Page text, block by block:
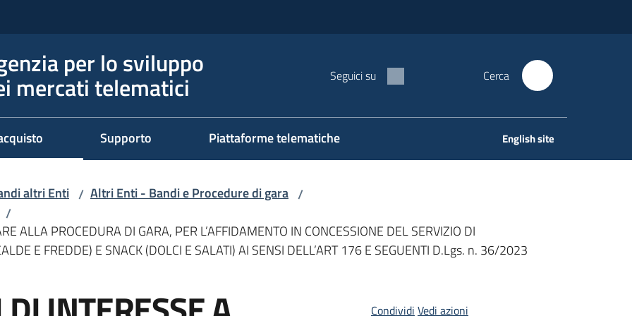
per lo sviluppo
mercati telematici Seguici su Cerca
Supporto Piattaforme telematiche English site
altri Enti / Altri Enti - Bandi e Procedure di gara /
/
ALLA PROCEDURA DI GARA, PER L’AFFIDAMENTO IN CONCESSIONE DEL SERVIZIO DI
E FREDDE) E SNACK (DOLCI E SALATI) AI SENSI DELL’ART 176 E SEGUENTI D.Lgs. n. 36/2023
Condividi Vedi azioni